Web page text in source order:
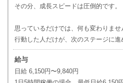
その分、成長スピードは圧倒的です。
思っているだけでは、何も変わりませ
行動した人だけが、次のステージに進
給与
日給 6,150円〜9,840円